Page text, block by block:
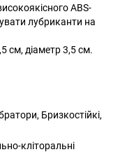
ABS-
лубриканти на
см, діаметр 3,5 см.
Бризкостійкі,
кліторальні